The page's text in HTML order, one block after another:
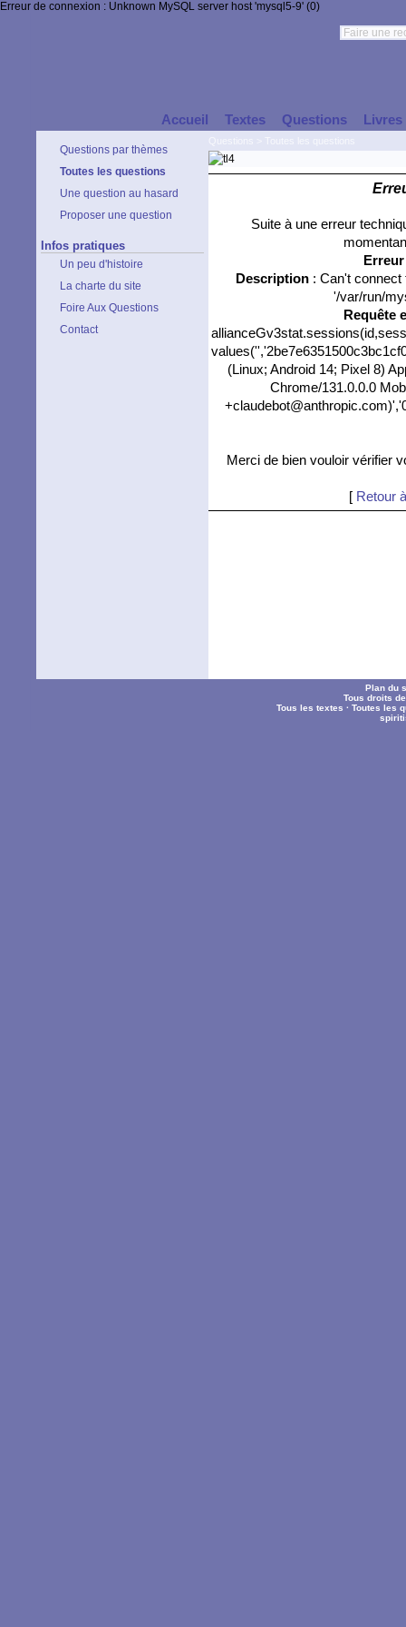
Erreur de connexion : Unknown MySQL server host 'mysql5-9' (0)
Accueil Textes Questions Livres
Questions par thèmes
Toutes les questions
Une question au hasard
Proposer une question
Infos pratiques
Un peu d'histoire
La charte du site
Foire Aux Questions
Contact
Suite à une erreur
Description: Can't connect
'/var/run/
Requête
(Linux; Android 14; Pixel 8)
Chrome/131.0.0.0
Merci de bien vouloir vérifier
[ Retour
Plan du
Tous droits
Tous les textes ·Toutes les